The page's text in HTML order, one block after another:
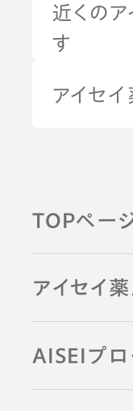
近くの
す
アイセ
TOPペー
アイセイ
AISEIプロ